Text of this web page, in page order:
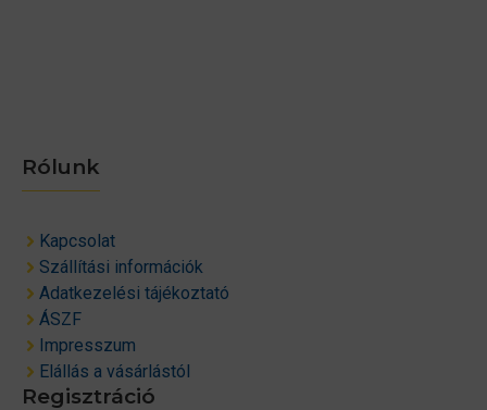
Rólunk
Kapcsolat
Szállítási információk
Adatkezelési tájékoztató
ÁSZF
Impresszum
Elállás a vásárlástól
Regisztráció